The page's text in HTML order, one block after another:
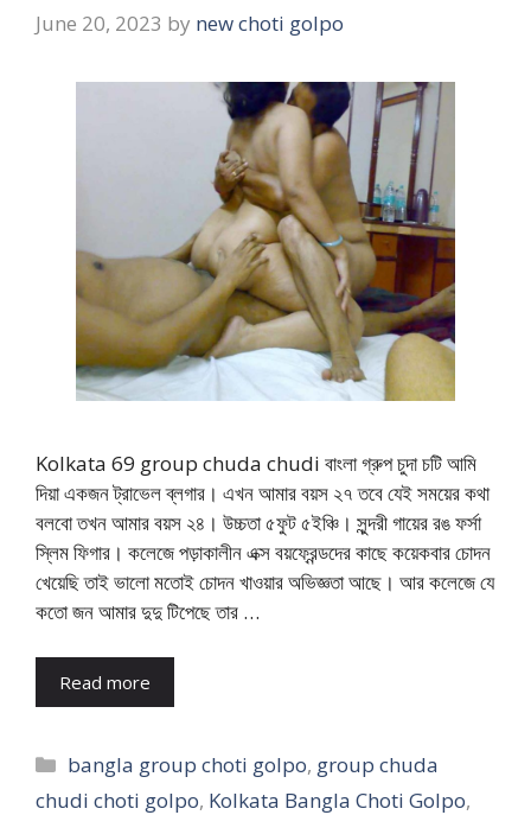
June 20, 2023 by new choti golpo
Kolkata 69 group chuda chudi বাংলা গ্রুপ চুদা চটি আমি
দিয়া একজন ট্রাভেল ব্লগার। এখন আমার বয়স ২৭ তবে যেই সময়ের কথা
বলবো তখন আমার বয়স ২৪। উচ্চতা ৫ফুট ৫ইঞ্চি। সুন্দরী গায়ের রঙ ফর্সা
স্লিম ফিগার। কলেজে পড়াকালীন এক্স বয়ফ্রেন্ডদের কাছে কয়েকবার চোদন
খেয়েছি তাই ভালো মতোই চোদন খাওয়ার অভিজ্ঞতা আছে। আর কলেজে যে
কতো জন আমার দুদু টিপেছে তার …
Read more
Categories
bangla group choti golpo, group chuda
chudi choti golpo, Kolkata Bangla Choti Golpo,